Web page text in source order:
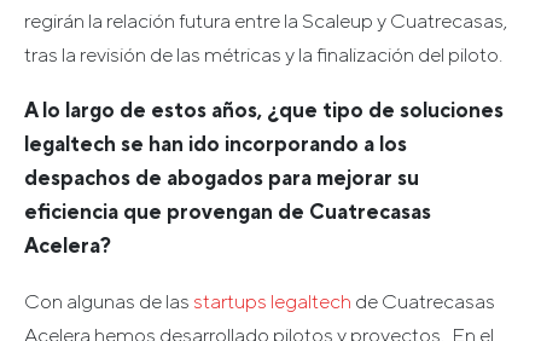
regirán la relación futura entre la Scaleup y Cuatrecasas,
tras la revisión de las métricas y la finalización del piloto.
A lo largo de estos años, ¿que tipo de soluciones
legaltech se han ido incorporando a los
despachos de abogados para mejorar su
eficiencia que provengan de Cuatrecasas
Acelera?
Con algunas de las startups legaltech de Cuatrecasas
Acelera hemos desarrollado pilotos y proyectos. En el